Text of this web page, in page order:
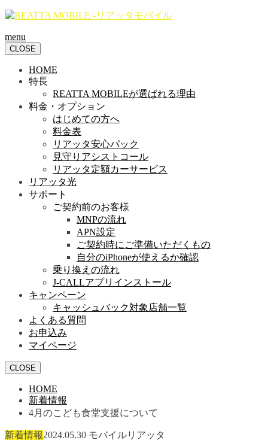
menu
CLOSE
HOME
特長
REATTA MOBILEが選ばれる理由
料金・オプション
はじめての方へ
料金表
リアッタ安心パック
見守りアシストコール
リアッタ定額カーサービス
リアッタ光
サポート
ご契約前のお客様
MNPの流れ
APN設定
ご契約時にご準備いただくもの
自分のiPhoneが使えるか確認
乗り換えの流れ
J-CALLアプリインストール
キャンペーン
キャッシュバック対象店舗一覧
よくある質問
お申込み
マイページ
CLOSE
HOME
新着情報
4月のこども食堂支援について
新着情報2024.05.30 モバイルリアッタ